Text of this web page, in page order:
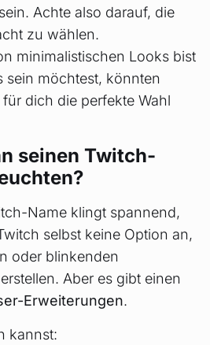
Achte also darauf, die
zu wählen.
minimalistischen Looks bist
sein möchtest, könnten
dich die perfekte Wahl
seinen Twitch-
Name klingt spannend,
selbst keine Option an,
oder blinkenden
Aber es gibt einen
Erweiterungen.
kannst: